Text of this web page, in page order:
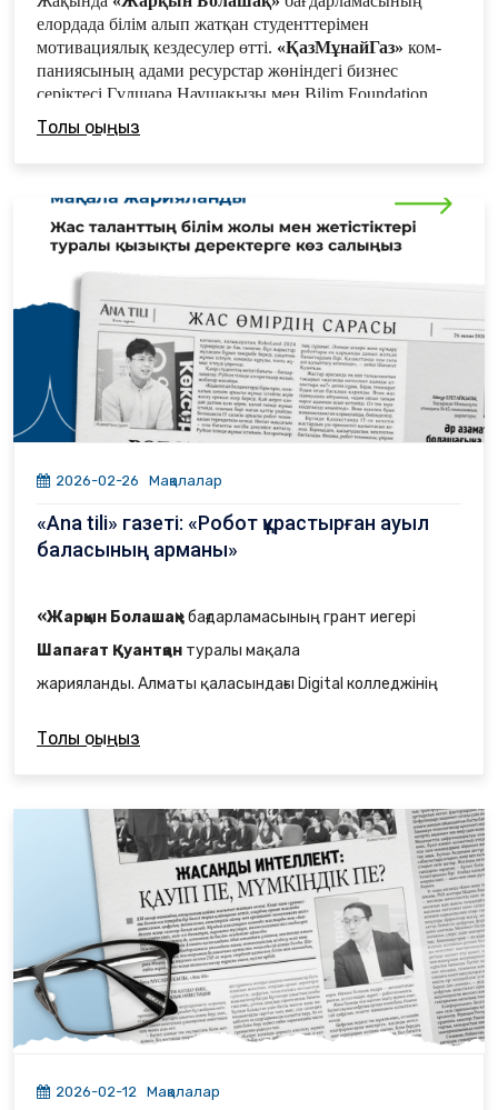
бағдарламасы Маңғыстау жастарының арманын орындап,
мұрат-мақсатына қанат бітіретіні сөзсіз.
елордада білім алып жатқан студенттерімен
мотивациялық кездесулер өтті. «ҚазМұнайГаз» ком­
паниясының адами ресурстар жөніндегі бизнес
серіктесі Гүлшара Наушақызы мен Bilim Foundation
қорының президенті Ерлан Аман­жолұлы жиынға
арнайы қатысып, бағ­дарлама студенттерімен пікір
Толық оқыңыз
2026-02-26 Мақалалар
«Ana tili» газеті: «Робот құрастырған ауыл
баласының арманы»
«Жарқын Болашақ»бағдарламасының грант иегері
Шапағат Қуантқан туралы мақала
жарияланды. Алматы қаласындағы Digital колледжінің
«Бағдарламалық қамтамасыз ету» мамандығында білім
Оның IT саласына келуі кездейсоқ немесе сәнге ерген
таңдау емес. Бұл қызығушылық мектеп кезіндегі
қарапайым үйірмеден басталып, бүгінгі таңда нақты
мақсатқа айналды.
Толық оқыңыз
2026-02-12 Мақалалар